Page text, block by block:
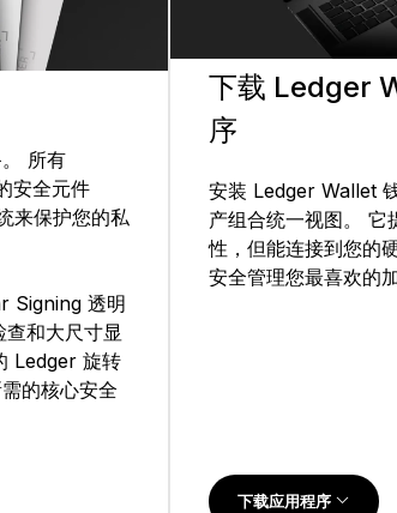
所有
安全元件
来保护您的私
Signing 透明
和大尺寸显
Ledger 旋转
的核心安全
下载 Ledger
序
安装 Ledger Wallet
产组合统一视图。 它
性，但能连接到您的
安全管理您最喜欢的
下载应用程序